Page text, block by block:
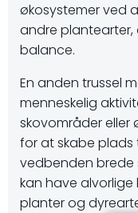
økosystemer ved
andre plantearter,
balance.
En anden trussel
menneskelig
skovområder
for at skabe plads
vedbenden brede
kan have alvorlige
planter og